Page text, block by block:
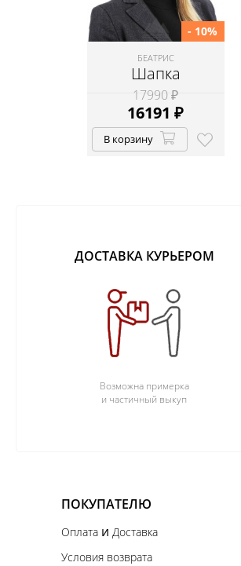
БЕАТРИС
Шапка
17990 ₽
16191 ₽
- 10%
В корзину
ДОСТАВКА КУРЬЕРОМ
Возможна примерка
и частичный выкуп
ПОКУПАТЕЛЮ
Оплата и Доставка
Условия возврата